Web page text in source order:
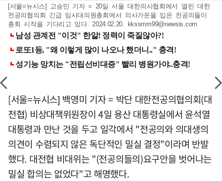
[서울=뉴시스] 고승민 기자 = 20일 서울 대한의사협회에서 열린 대한
전공의협의회 긴급 임시대의원총회에서 의사가운을 입은 전공의들이
총회 시작을 기다리고 있다. 2024.02.20. kkssmm99@newsis.com
[서울=뉴시스] 백영미 기자 = 박단 대한전공의협의회(대
전협) 비상대책위원장이 4일 용산 대통령실에서 윤석열
대통령과 만난 것을 두고 일각에서 "전공의와 의대생의
의견이 수렴되지 않은 독단적인 밀실 결정"이라며 반발
했다. 대전협 비대위는 "(전공의들의)요구안을 벗어나는
밀실 합의는 없었다"고 해명했다.